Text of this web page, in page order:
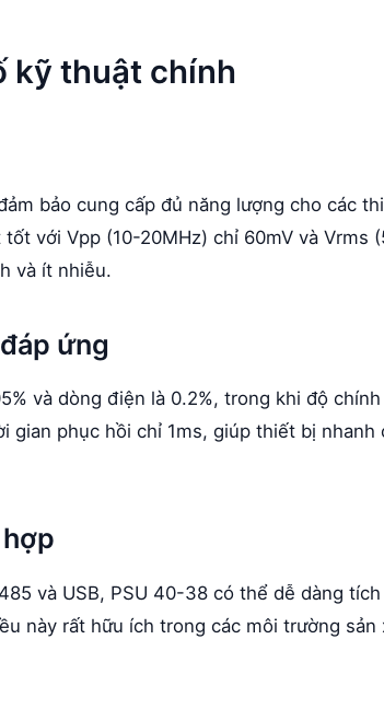
kỹ thuật chính
bảo cung cấp đủ năng lượng cho các
với Vpp (10-20MHz) chỉ 60mV và Vrms
và ít nhiễu.
ứng
và dòng điện là 0.2%, trong khi độ chính
gian phục hồi chỉ 1ms, giúp thiết bị nhanh
và USB, PSU 40-38 có thể dễ dàng
này rất hữu ích trong các môi trường sản